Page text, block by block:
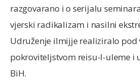
razgovarano i o serijalu
vjerski radikalizam i nasilni
Udruženje ilmijje realiziralo pod
pokroviteljstvom reisu-l-uleme i
BiH.